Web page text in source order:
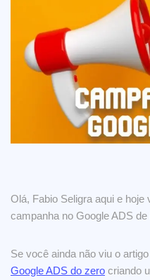
Olá, Fabio Seligra aqui e
campanha no Google ADS
Se você ainda não viu o
Google ADS do zero criando